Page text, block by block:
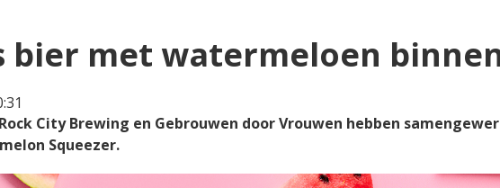
bier met watermeloen
City Brewing en Gebrouwen door Vrouwen hebben
Squeezer.